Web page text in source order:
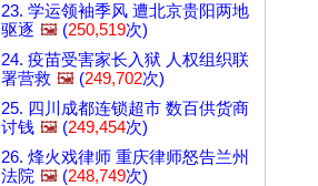
23. 学运领袖季风 遭北京贵阳两地
驱逐 🖼️ (250,519次)
24. 疫苗受害家长入狱 人权组织联
署营救 🖼️ (249,702次)
25. 四川成都连锁超市 数百供货商
讨钱 🖼️ (249,454次)
26. 烽火戏律师 重庆律师怒告兰州
法院 🖼️ (248,749次)